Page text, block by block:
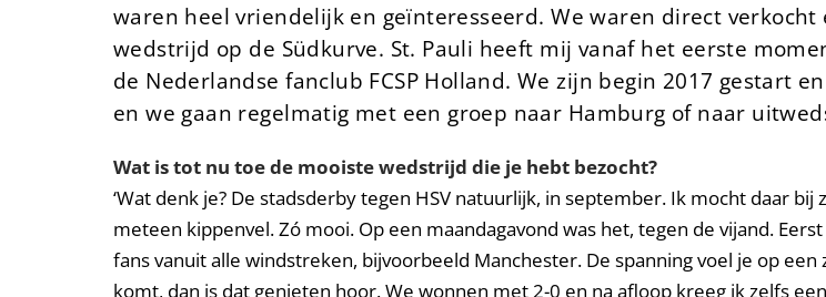
waren heel vriendelijk en geïnteresseerd. We waren direct
wedstrijd op de Südkurve. St. Pauli heeft mij vanaf het eerste
de Nederlandse fanclub FCSP Holland. We zijn begin 2017 gestart
en we gaan regelmatig met een groep naar Hamburg of naar
Wat is tot nu toe de mooiste wedstrijd die je hebt bezocht?
‘Wat denk je? De stadsderby tegen HSV natuurlijk, in september. Ik mocht daar
meteen kippenvel. Zó mooi. Op een maandagavond was het, tegen de vijand.
fans vanuit alle windstreken, bijvoorbeeld Manchester. De spanning voel je op een
komt, dan is dat genieten hoor. We wonnen met 2-0 en na afloop kreeg ik zelfs